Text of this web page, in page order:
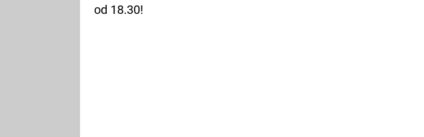
od 18.30!